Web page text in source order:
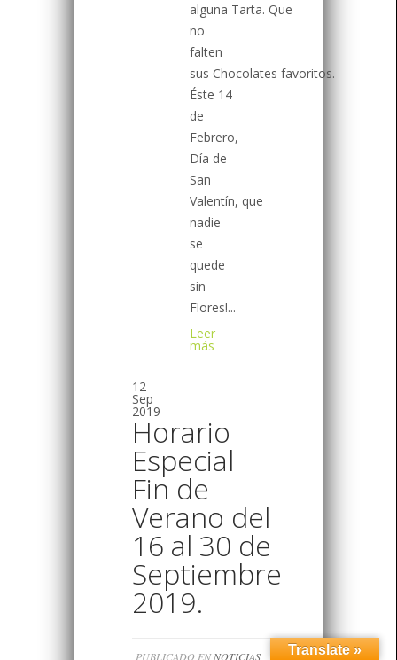
alguna Tarta. Que
no
falten
sus Chocolates favoritos.
Éste 14
de
Febrero,
Día de
San
Valentín, que
nadie
se
quede
sin
Flores!...
Leer
más
12
Sep
2019
Horario
Especial
Fin de
Verano del
16 al 30 de
Septiembre
2019.
PUBLICADO ENNOTICIAS Translate »